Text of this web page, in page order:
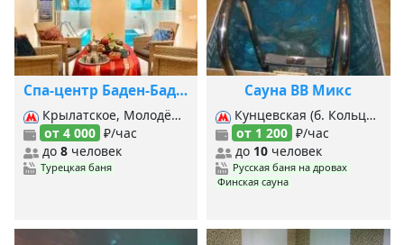
Спа-центр Баден-Баден Курорт
Крылатское, Молодёжная, Кунцевская (б. Кольцевая), Кунцевская (Арб.-Покровская), Кунцевская (Филевская),
от 4 000 ₽/час
до 8 человек
Турецкая баня
Сауна ВВ Микс
Кунцевская (б. Кольцевая), Кунцевская (Арб.-Покровская), Кунцевская (Филевская), Славянский бульвар,
от 1 200 ₽/час
до 10человек
Русская баня на дровах
Финская сауна